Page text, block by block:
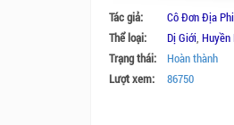
Tác giả:
Cô Đơn Địa Phi
Thể loại:
Dị Giới, Huyền
Trạng thái:
Hoàn thành
Lượt xem:
86750